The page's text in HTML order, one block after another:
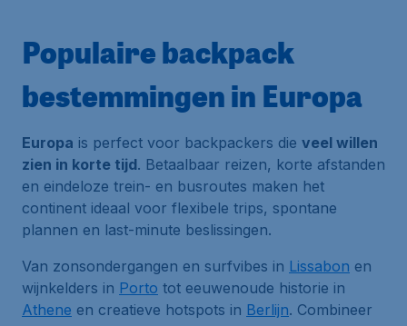
Populaire backpack
bestemmingen in Europa
Europa is perfect voor backpackers die veel willen
zien in korte tijd. Betaalbaar reizen, korte afstanden
en eindeloze trein- en busroutes maken het
continent ideaal voor flexibele trips, spontane
plannen en last-minute beslissingen.
Van zonsondergangen en surfvibes in Lissabon en
wijnkelders in Porto tot eeuwenoude historie in
Athene en creatieve hotspots in Berlijn. Combineer